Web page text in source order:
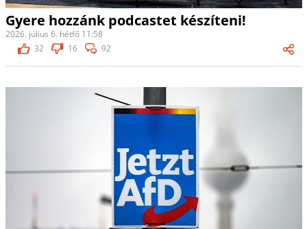
Gyere hozzánk podcastet készíteni!
2026. július 6. hétfő 11:58
32
16 92